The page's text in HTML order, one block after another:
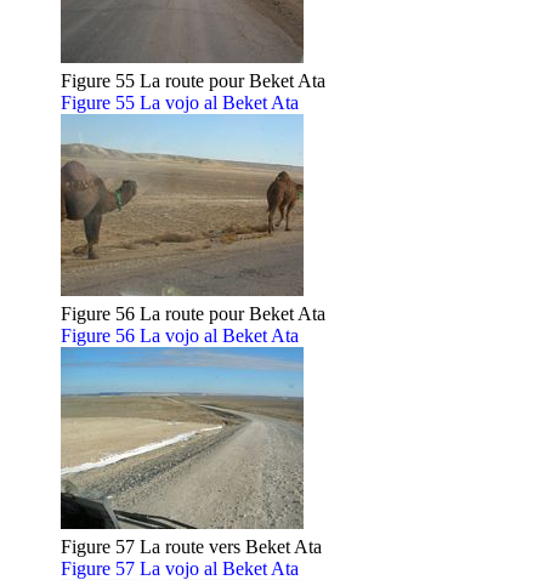
Figure 55 La route pour Beket Ata
Figure 55 La vojo al Beket Ata
Figure 56 La route pour Beket Ata
Figure 56 La vojo al Beket Ata
Figure 57 La route vers Beket Ata
Figure 57 La vojo al Beket Ata